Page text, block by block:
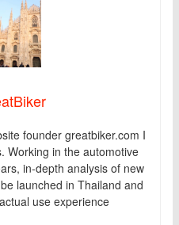
founder greatbiker.com I
Working in the automotive
in-depth analysis of new
launched in Thailand and
use experience